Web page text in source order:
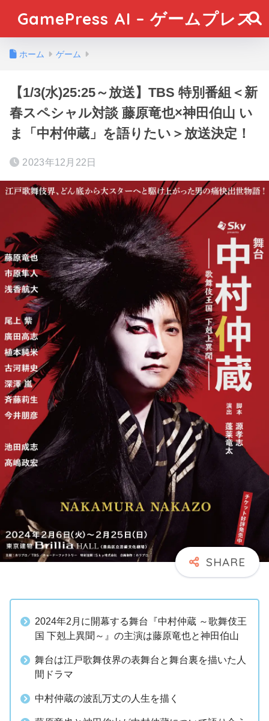
GamePress AI – ゲームプレス
ホーム ゲーム
【1/3(水)25:25～放送】TBS 特別番組＜新
春スペシャル対談 藤原竜也×神田伯山 い
ま「中村仲蔵」を語りたい＞放送決定！
2023年12月22日
2024年2月に開幕する舞台『中村仲蔵 ～歌舞伎王
国 下剋上異聞～』の主演は藤原竜也と神田伯山
舞台は江戸歌舞伎界の表舞台と舞台裏を描いた人
間ドラマ
中村仲蔵の波乱万丈の人生を描く